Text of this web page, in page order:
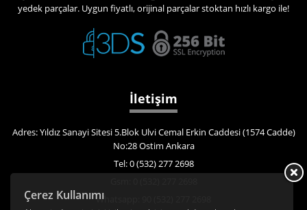
Çerez Kullanımı
yedek parçalar. Uygun fiyatlı, orijinal parçalar stoktan hızlı kargo ile!
İletişim
Adres: Yıldız Sanayi Sitesi 5.Blok Ulvi Cemal Erkin Caddesi (1574 Cadde)
No:28 Ostim Ankara
Tel: 0 (532) 277 2698
Whatsapp: 90 (532) 277 2698